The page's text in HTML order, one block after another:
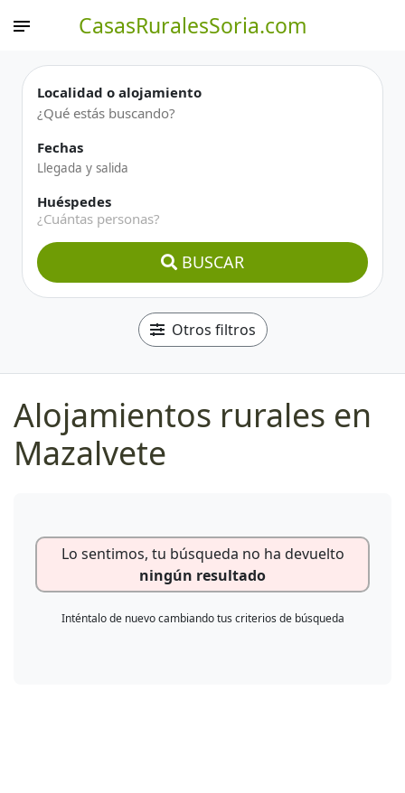
CasasRuralesSoria.com
Localidad o alojamiento
Fechas
Huéspedes
¿Cuántas personas?
BUSCAR
Otros filtros
Alojamientos rurales en
Mazalvete
Lo sentimos, tu búsqueda no ha devuelto
ningún resultado
Inténtalo de nuevo cambiando tus criterios de búsqueda